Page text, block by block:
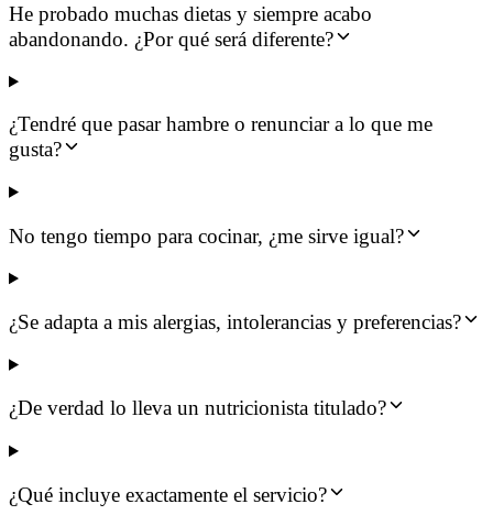
He probado muchas dietas y siempre acabo
abandonando. ¿Por qué será diferente?
¿Tendré que pasar hambre o renunciar a lo que me
gusta?
No tengo tiempo para cocinar, ¿me sirve igual?
¿Se adapta a mis alergias, intolerancias y preferencias?
¿De verdad lo lleva un nutricionista titulado?
¿Qué incluye exactamente el servicio?